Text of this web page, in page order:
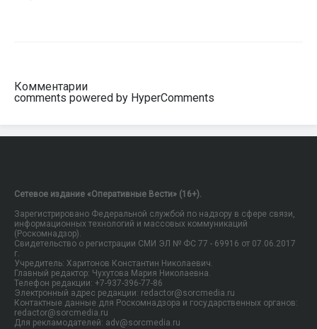
Комментарии
comments powered by HyperComments
Сетевое издание «Оперативные Вести» (16+).
Зарегистрировано Федеральной службой по надзору в сфере связи,
информационных технологий и массовых коммуникаций
(Роскомнадзор).
Свидетельство о регистрации СМИ ЭЛ № ФС 77 - 69916 от 07.06.2017
г.
Учредитель: Харитонов Константин Николаевич.
Главный редактор: Чухутова Мария Николаевна.
Телефон редакции: +7-937-396-77-86
Электронный адрес редакции: redactor@sorcmedia.ru
Контактные данные для Роскомнадзора и государственных органов:
redactor@sorcmedia.ru
Для рекламодателей: adv@sorcmedia.ru